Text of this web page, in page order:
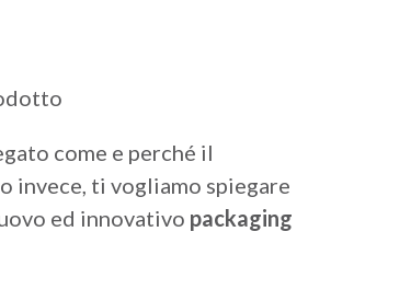
come e perché il
invece, ti vogliamo spiegare
ed innovativo packaging